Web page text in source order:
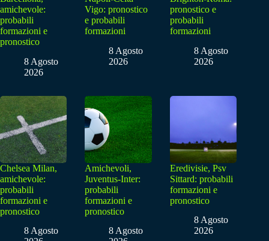
amichevole:
probabili
formazioni e
pronostico
8 Agosto
2026
Vigo: pronostico
e probabili
formazioni
8 Agosto
2026
pronostico e
probabili
formazioni
8 Agosto
2026
Chelsea Milan,
amichevole:
probabili
formazioni e
pronostico
8 Agosto
Amichevoli,
Juventus-Inter:
probabili
formazioni e
pronostico
8 Agosto
Eredivisie, Psv
Sittard: probabili
formazioni e
pronostico
8 Agosto
2026